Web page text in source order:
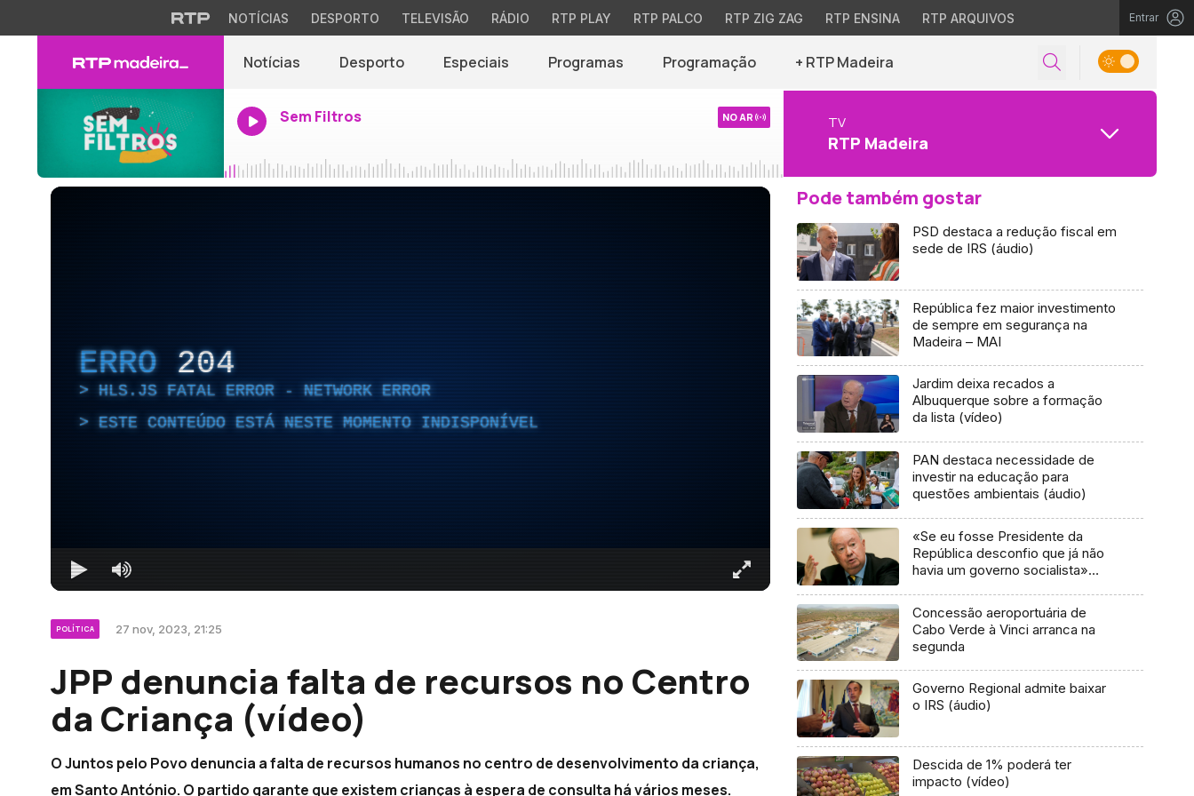
NOTÍCIAS DESPORTO TELEVISÃO RÁDIO RTP PLAY RTP PALCO RTP ZIG ZAG RTP ENSINA RTP ARQUIVOS Entrar
Notícias Desporto Especiais Programas Programação + RTP Madeira
Sem Filtros NO AR TV
RTP Madeira
ERRO 204
HLS.JS FATAL ERROR - NETWORK ERROR
ESTE CONTEÚDO ESTÁ NESTE MOMENTO INDISPONÍVEL
POLÍTICA 27 nov, 2023, 21:25
JPP denuncia falta de recursos no Centro
da Criança (vídeo)
O Juntos pelo Povo denuncia a falta de recursos humanos no centro de desenvolvimento da criança,
em Santo António. O partido garante que existem crianças à espera de consulta há vários meses.
Pode também gostar
PSD destaca a redução fiscal em
sede de IRS (áudio)
República fez maior investimento
de sempre em segurança na
Madeira – MAI
Jardim deixa recados a
Albuquerque sobre a formação
da lista (vídeo)
PAN destaca necessidade de
investir na educação para
questões ambientais (áudio)
«Se eu fosse Presidente da
República desconfio que já não
havia um governo socialista»
Concessão aeroportuária de
Cabo Verde à Vinci arranca na
segunda
Governo Regional admite baixar
o IRS (áudio)
Descida de 1% poderá ter
impacto (vídeo)